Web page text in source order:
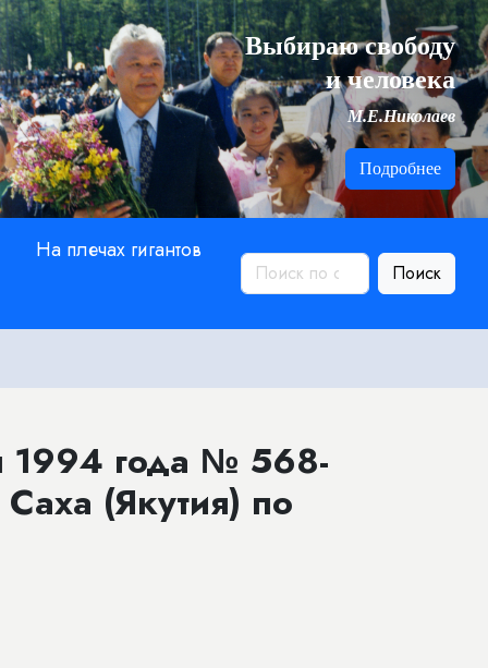
Выбираю свободу
и человека
М.Е.Николаев
Подробнее
На плечах гигантов
Поиск
1994 года № 568-
(Якутия) по